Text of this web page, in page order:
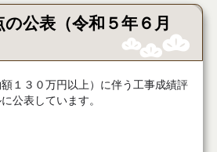
公表（令和５年６月
１３０万円以上）に伴う工事成績評
公表しています。